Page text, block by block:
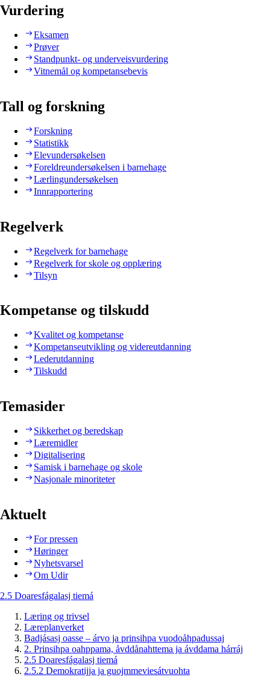
Vurdering
Eksamen
Prøver
Standpunkt- og underveisvurdering
Vitnemål og kompetansebevis
Tall og forskning
Forskning
Statistikk
Elevundersøkelsen
Foreldreundersøkelsen i barnehage
Lærlingundersøkelsen
Innrapportering
Regelverk
Regelverk for barnehage
Regelverk for skole og opplæring
Tilsyn
Kompetanse og tilskudd
Kvalitet og kompetanse
Kompetanseutvikling og videreutdanning
Lederutdanning
Tilskudd
Temasider
Sikkerhet og beredskap
Læremidler
Digitalisering
Samisk i barnehage og skole
Nasjonale minoriteter
Aktuelt
For pressen
Høringer
Nyhetsvarsel
Om Udir
2.5 Doaresfágalasj tiemá
Læring og trivsel
Læreplanverket
Badjásasj oasse – árvo ja prinsihpa vuodoåhpadussaj
2. Prinsihpa oahppama, åvddånahttema ja ávddama hárráj
2.5 Doaresfágalasj tiemá
2.5.2 Demokratijja ja guojmmeviesátvuohta